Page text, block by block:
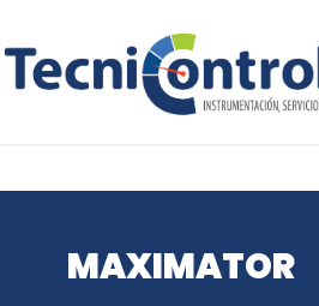
al
contenido
PRODUCTOS MAXIMATOR
MAXIMATOR